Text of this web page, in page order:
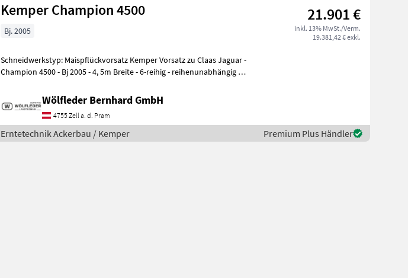
Kemper Champion 4500 21.901 €
inkl. 13% MwSt./Verm.
19.381,42 € exkl.
Bj. 2005
Schneidwerkstyp: Maispflückvorsatz Kemper Vorsatz zu Claas Jaguar -
Champion 4500 - Bj 2005 - 4, 5m Breite - 6-reihig - reihenunabhängig -
Wölfleder Bernhard GmbH
4755 Zell a. d. Pram
Erntetechnik Ackerbau / Kemper Premium Plus Händler